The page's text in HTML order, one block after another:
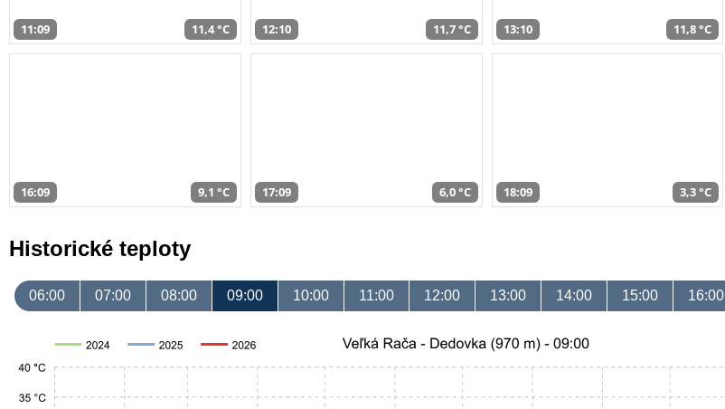
11:09 11,4 °C 12:10 11,7 °C 13:10 11,8 °C
16:09 9,1 °C 17:09 6,0 °C 18:09 3,3 °C
Historické teploty
06:00 07:00 08:00 09:00 10:00 11:00 12:00 13:00 14:00 15:00 16:00